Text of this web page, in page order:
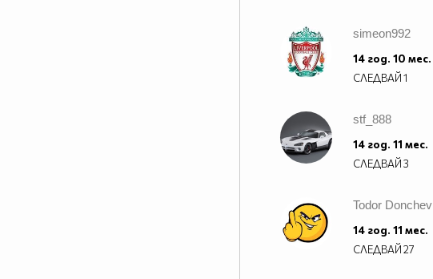
simeon992
14 год. 10 мес.
СЛЕДВАЙ1
stf_888
14 год. 11 мес.
СЛЕДВАЙ3
Todor Donchev
14 год. 11 мес.
СЛЕДВАЙ27